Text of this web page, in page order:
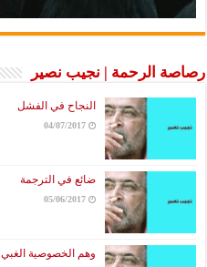
رصاصة الرحمة | نجيب نصير
النجاح في الفشل
04/07/2017
ضائع في الترجمة
05/06/2017
وهم الخصوصية الغبي